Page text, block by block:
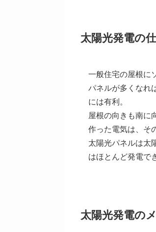
太陽光発電の
一般住宅の屋根に
パネルが多くなれ
には有利。
屋根の向きも南に
作った電気は、そ
太陽光パネルは太
はほとんど発電で
太陽光発電の